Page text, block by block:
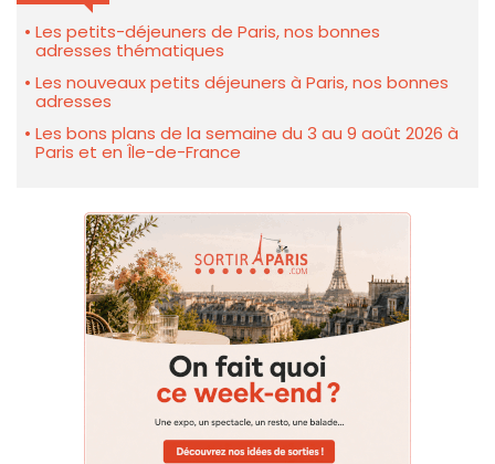
Les petits-déjeuners de Paris, nos bonnes
adresses thématiques
Les nouveaux petits déjeuners à Paris, nos bonnes
adresses
Les bons plans de la semaine du 3 au 9 août 2026 à
Paris et en Île-de-France